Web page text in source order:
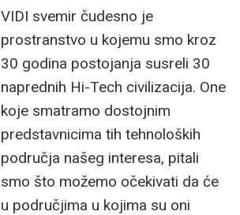
VIDI svemir čudesno je
prostranstvo u kojemu smo kroz
30 godina postojanja susreli 30
naprednih Hi-Tech civilizacija. One
koje smatramo dostojnim
predstavnicima tih tehnoloških
područja našeg interesa, pitali
smo što možemo očekivati da će
u područjima u kojima su oni